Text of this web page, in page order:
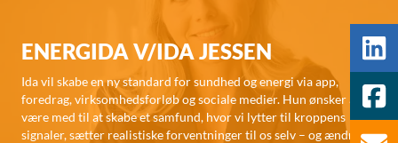
ENERGIDA V/IDA JESSEN
Ida vil skabe en ny standard for sundhed og energi via app,
foredrag, virksomhedsforløb og sociale medier. Hun ønsker at
være med til at skabe et samfund, hvor vi lytter til kroppens
signaler, sætter realistiske forventninger til os selv – og ændrer